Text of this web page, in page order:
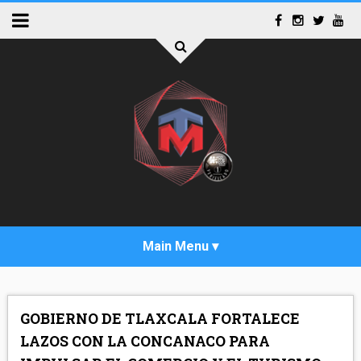
GOBIERNO DE TLAXCALA FORTALECE
LAZOS CON LA CONCANACO PARA